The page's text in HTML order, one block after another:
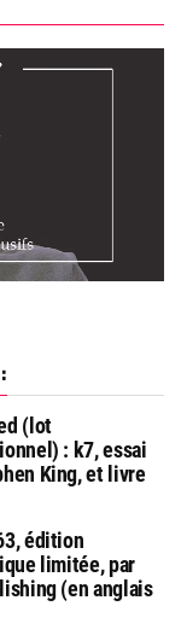
(lot
: k7, essai
King, et livre
édition
limitée, par
(en anglais